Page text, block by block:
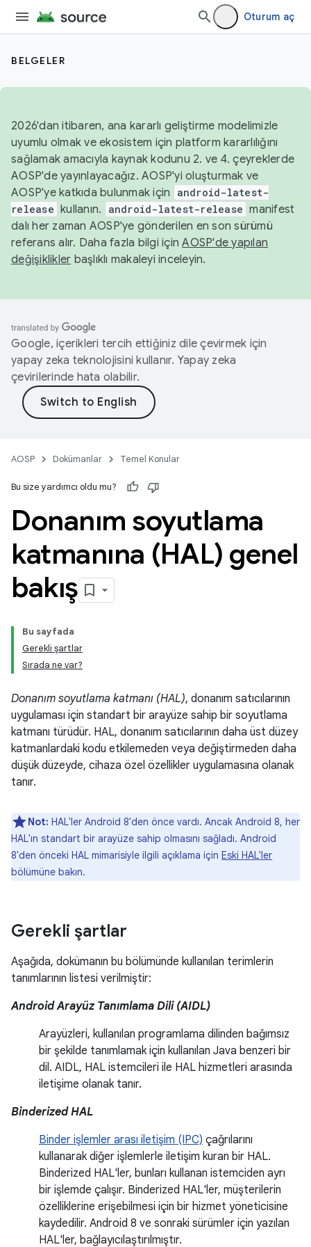
Oturum aç
BELGELER
2026'dan itibaren, ana kararlı geliştirme modelimizle
uyumlu olmak ve ekosistem için platform kararlılığını
sağlamak amacıyla kaynak kodunu 2. ve 4. çeyreklerde
AOSP'de yayınlayacağız. AOSP'yi oluşturmak ve
AOSP'ye katkıda bulunmak için
android-latest-
release kullanın. android-latest-release manifest
dalı her zaman AOSP'ye gönderilen en son sürümü
referans alır. Daha fazla bilgi içinAOSP'de yapılan
değişiklikler başlıklı makaleyi inceleyin.
Google, içerikleri tercih ettiğiniz dile çevirmek için
yapay zeka teknolojisini kullanır. Yapay zeka
çevirilerinde hata olabilir.
AOSP Dokümanlar Temel Konular
Bu size yardımcı oldu mu?
Donanım soyutlama
katmanına (HAL) genel
bakış
Bu sayfada
Gerekli şartlar
Sırada ne var?
Donanım soyutlama katmanı (HAL), donanım satıcılarının
uygulaması için standart bir arayüze sahip bir soyutlama
katmanı türüdür. HAL, donanım satıcılarının daha üst düzey
katmanlardaki kodu etkilemeden veya değiştirmeden daha
düşük düzeyde, cihaza özel özellikler uygulamasına olanak
tanır.
Not: HAL'ler Android 8'den önce vardı. Ancak Android 8, her
HAL'ın standart bir arayüze sahip olmasını sağladı. Android
8'den önceki HAL mimarisiyle ilgili açıklama için Eski HAL'ler
bölümüne bakın.
Gerekli şartlar
Aşağıda, dokümanın bu bölümünde kullanılan terimlerin
tanımlarının listesi verilmiştir:
Android Arayüz Tanımlama Dili (AIDL)
Arayüzleri, kullanılan programlama dilinden bağımsız
bir şekilde tanımlamak için kullanılan Java benzeri bir
dil. AIDL, HAL istemcileri ile HAL hizmetleri arasında
iletişime olanak tanır.
Binderized HAL
Binder işlemler arası iletişim (IPC) çağrılarını
kullanarak diğer işlemlerle iletişim kuran bir HAL.
Binderized HAL'ler, bunları kullanan istemciden ayrı
bir işlemde çalışır. Binderized HAL'ler, müşterilerin
özelliklerine erişebilmesi için bir hizmet yöneticisine
kaydedilir. Android 8 ve sonraki sürümler için yazılan
HAL'ler, bağlayıcılaştırılmıştır.